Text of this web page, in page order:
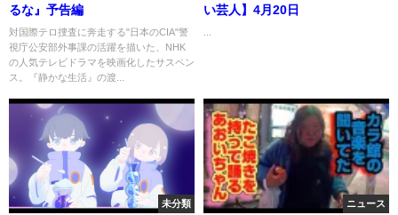
るな』予告編
対国際テロ捜査に奔走する"日本のCIA"警
視庁公安部外事課の活躍を描いた、NHK
の人気テレビドラマを映画化したサスペン
ス。『静かな生活』の渡...
い芸人】4月20日
未分類 ニュース